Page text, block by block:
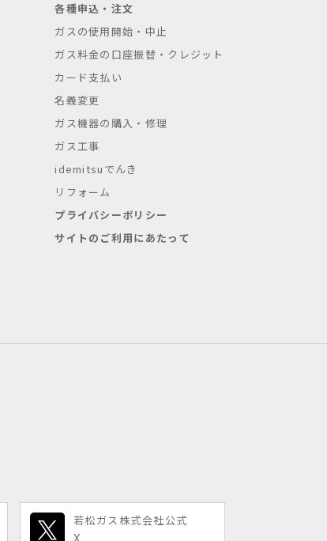
各種申込・注文
ガスの使用開始・中止
ガス料金の口座振替・クレジット
カード支払い
名義変更
ガス機器の購入・修理
ガス工事
idemitsuでんき
リフォーム
プライバシーポリシー
サイトのご利用にあたって
若松ガス株式会社公式
X